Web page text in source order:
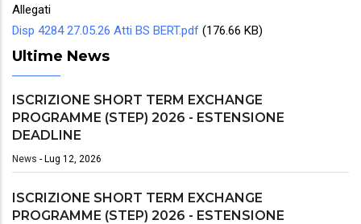
Allegati
Disp 4284 27.05.26 Atti BS BERT.pdf (176.66 KB)
Ultime News
ISCRIZIONE SHORT TERM EXCHANGE
PROGRAMME (STEP) 2026 - ESTENSIONE
DEADLINE
News - Lug 12, 2026
ISCRIZIONE SHORT TERM EXCHANGE
PROGRAMME (STEP) 2026 - ESTENSIONE